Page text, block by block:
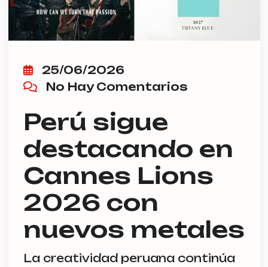
25/06/2026
No Hay Comentarios
Perú sigue
destacando en
Cannes Lions
2026 con
nuevos metales
La creatividad peruana continúa